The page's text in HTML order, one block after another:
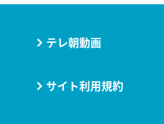
テレ朝動画
サイト利用規約